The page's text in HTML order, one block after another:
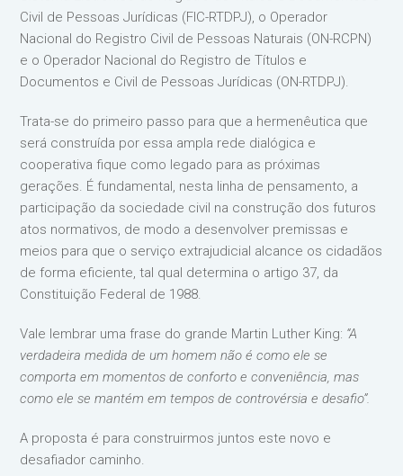
Civil de Pessoas Jurídicas (FIC-RTDPJ), o Operador
Nacional do Registro Civil de Pessoas Naturais (ON-RCPN)
e o Operador Nacional do Registro de Títulos e
Documentos e Civil de Pessoas Jurídicas (ON-RTDPJ).
Trata-se do primeiro passo para que a hermenêutica que
será construída por essa ampla rede dialógica e
cooperativa fique como legado para as próximas
gerações. É fundamental, nesta linha de pensamento, a
participação da sociedade civil na construção dos futuros
atos normativos, de modo a desenvolver premissas e
meios para que o serviço extrajudicial alcance os cidadãos
de forma eficiente, tal qual determina o artigo 37, da
Constituição Federal de 1988.
Vale lembrar uma frase do grande Martin Luther King: “A
verdadeira medida de um homem não é como ele se
comporta em momentos de conforto e conveniência, mas
como ele se mantém em tempos de controvérsia e desafio”.
A proposta é para construirmos juntos este novo e
desafiador caminho.